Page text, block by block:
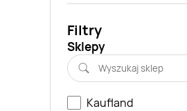
Filtry
Sklepy
Kaufland